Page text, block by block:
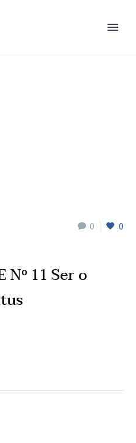
0 0
Nº 11 Ser o